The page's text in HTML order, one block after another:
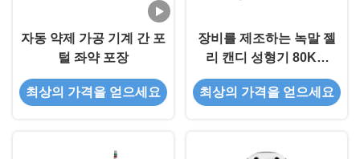
자동 약제 가공 기계 간 포
털 좌약 포장
최상의 가격을 얻으세요
장비를 제조하는 녹말 젤
리 캔디 성형기 80KW
Gummy Bear
최상의 가격을 얻으세요